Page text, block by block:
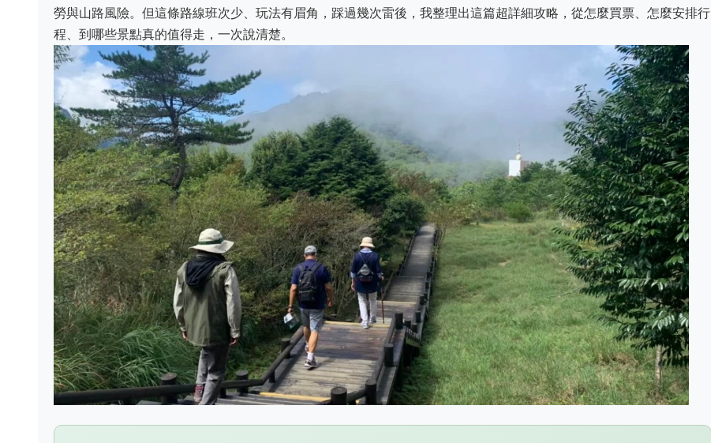
勞與山路風險。但這條路線班次少、玩法有眉角，踩過幾次雷後，我整理出這篇超詳細攻略，從怎麼買票、怎麼安排行
程、到哪些景點真的值得走，一次說清楚。